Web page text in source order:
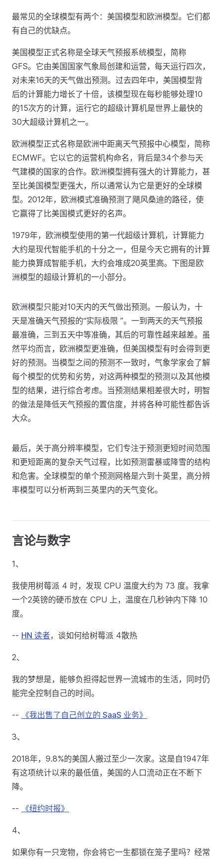
最常见的全球模型有两个：美国模型和欧洲模型。它们都
有自己的优缺点。
美国模型正式名称是全球天气预报系统模型，简称
GFS。它由美国国家气象局创建和运营，每天运行四次，
对未来16天的天气做出预测。过去四年中，美国模型背
后的计算能力增长了十倍，该模型现在每秒能够处理10
的15次方的计算，运行它的超级计算机是世界上最快的
30大超级计算机之一。
欧洲模型正式名称是欧洲中距离天气预报中心模型，简称
ECMWF。它以它的运营机构命名，背后是34个参与天
气建模的国家的合作。欧洲模型拥有强大的计算能力，甚
至比美国模型更强大，所以通常认为它是更好的全球模
型。2012年，欧洲模式准确预测了飓风桑迪的路径，使
它赢得了比美国模式更好的名声。
1979年，欧洲模型使用的第一代超级计算机，计算能力
大约是现代智能手机的十分之一，但是今天它拥有的计算
能力换算成智能手机，大约会堆成20英里高。下图是欧
洲模型的超级计算机的一小部分。
欧洲模型只能对10天内的天气做出预测。一般认为，十
天是准确天气预报的“实际极限 ”。一到两天的天气预报
最准确，三到五天中等准确，其后的可靠性越来越差。虽
然平均而言，欧洲模型更准确，但美国模型有时会得到更
好的预测。当模型之间的预测不一致时，气象学家会了解
每个模型的优势和劣势，对这两种模型的预测以及其他模
型的结果，进行综合考虑。当预测结果相差很大时，明智
的做法是降低天气预报的置信度，并将各种可能性都告诉
大众。
最后，关于高分辨率模型，它们专注于预测更短时间范围
和更短距离的复杂天气过程，比如预测雷暴或降雪的结构
和危害。全球模型的单个预测网格是六到十英里，高分辨
率模型可以分析两到三英里内的天气变化。
言论与数字
1、
我使用树莓派 4 时，发现 CPU 温度大约为 73 度。我拿
一个2英镑的硬币放在 CPU 上，温度在几秒钟内下降 10
度。
-- HN 读者，谈如何给树莓派 4散热
2、
我的梦想是，能够负担得起世界一流城市的生活，同时仍
能完全控制自己的时间。
-- 《我出售了自己创立的 SaaS 业务》
3、
2018年，9.8%的美国人搬过至少一次家。这是自1947年
有这项统计以来的最低值，美国的人口流动正在不断下
降。
-- 《纽约时报》
4、
如果你有一只宠物，你会将它一生都锁在笼子里吗？经常